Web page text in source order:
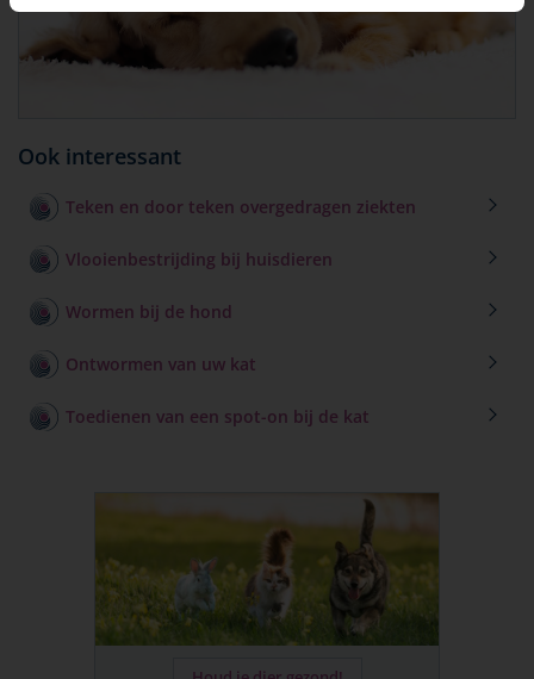
Ook interessant
Teken en door teken overgedragen ziekten
Vlooienbestrijding bij huisdieren
Wormen bij de hond
Ontwormen van uw kat
Toedienen van een spot-on bij de kat